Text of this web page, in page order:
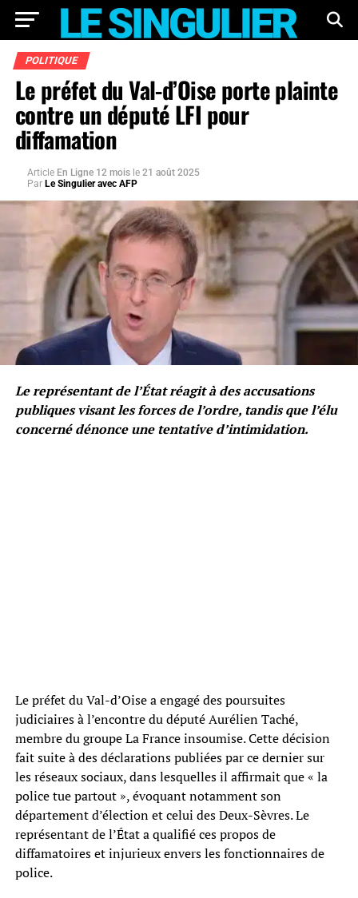
POLITIQUE
Le préfet du Val-d’Oise porte plainte
contre un député LFI pour
diffamation
Article En Ligne 12 mois le 21 août 2025
Par Le Singulier avec AFP
Le représentant de l’État réagit à des accusations
publiques visant les forces de l’ordre, tandis que l’élu
concerné dénonce une tentative d’intimidation.
Le préfet du Val-d’Oise a engagé des poursuites
judiciaires à l’encontre du député Aurélien Taché,
membre du groupe La France insoumise. Cette décision
fait suite à des déclarations publiées par ce dernier sur
les réseaux sociaux, dans lesquelles il affirmait que « la
police tue partout », évoquant notamment son
département d’élection et celui des Deux-Sèvres. Le
représentant de l’État a qualifié ces propos de
diffamatoires et injurieux envers les fonctionnaires de
police.